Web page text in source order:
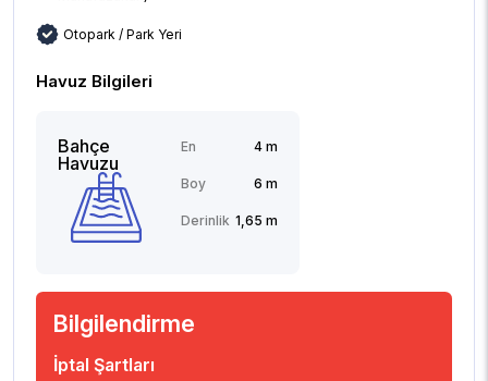
Otopark / Park Yeri
Havuz Bilgileri
Bahçe
Havuzu
En 4 m
Boy 6 m
Derinlik 1,65 m
Bilgilendirme
İptal Şartları